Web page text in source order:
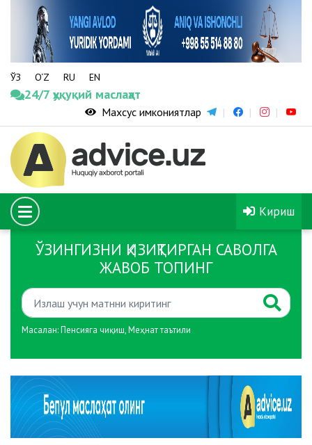
ЎЗ O‘Z RU EN
24/7 ҳуқуқий маслаҳат
Махсус имкониятлар
Кириш
ЎЗИНГИЗНИ ҚИЗИҚТИРГАН САВОЛГА
ЖАВОБ ТОПИНГ
Масалан:Пенсияга чиқиш,Меҳнат таътили